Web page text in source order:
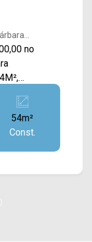
no
conectada a
a Av. Mogi
54m²
Const.